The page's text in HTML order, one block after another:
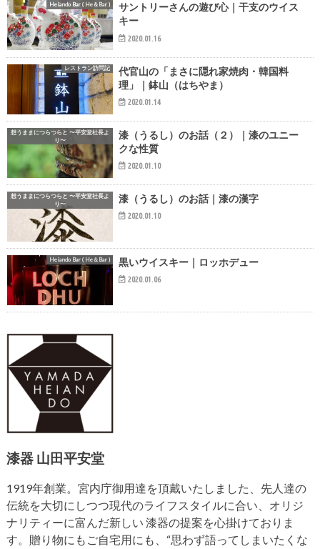
Heiando Bar ( He＆Bar )
サントリーさんの遊び心｜干支のウイス
キー
2020.01.16
レストラン訪問記
代官山の「まさに隠れ家焼肉・韓国料
理」｜鉢山（はちやま）
2020.01.14
想うままにつらつらと 〜平安堂社長よ
り〜
漆（うるし）のお話（２）｜漆のユニー
クな性質
2020.01.10
想うままにつらつらと 〜平安堂社長よ
り〜
漆（うるし）のお話｜漆の漢字
2020.01.10
Heiando Bar ( He＆Bar ) 黒いウイスキー｜ロッホデュー
2020.01.06
漆器 山田平安堂
1919年創業。宮内庁御用達を頂戴いたしました、先人達の
伝統を大切にしつつ現代のライフスタイルに合い、オリジ
ナリティーに富んだ新しい 漆器の提案を心掛けておりま
す。贈り物にもご自宅用にも、“思わず語ってしまいたくな